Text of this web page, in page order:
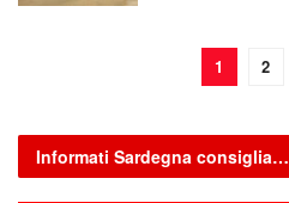
1 2
Informati Sardegna consiglia…